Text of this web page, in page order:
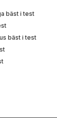
bäst i test
bäst i test